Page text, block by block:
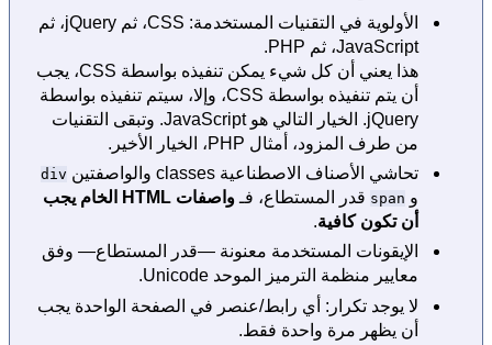
الأولوية في التقنيات المستخدمة: CSS، ثم jQuery، ثم
JavaScript، ثم PHP.
هذا يعني أن كل شيء يمكن تنفيذه بواسطة CSS، يجب
أن يتم تنفيذه بواسطة CSS، وإلا، سيتم تنفيذه بواسطة
jQuery. الخيار التالي هو JavaScript. وتبقى التقنيات
من طرف المزود، أمثال PHP، الخيار الأخير.
تحاشي الأصناف الاصطناعية classes والواصفتين
div
و span قدر المستطاع، فـ
واصفات HTML الخام يجب
أن تكون كافية.
الإيقونات المستخدمة معنونة —قدر المستطاع— وفق
معايير منظمة الترميز الموحد Unicode.
لا يوجد تكرار: أي رابط/عنصر في الصفحة الواحدة يجب
أن يظهر مرة واحدة فقط.